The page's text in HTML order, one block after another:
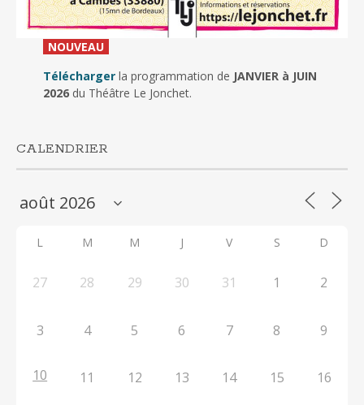
NOUVEAU_
Télécharger la programmation de JANVIER à JUIN
2026du Théâtre Le Jonchet.
CALENDRIER
L M M J V S D
27 28 29 30 31 1 2
3 4 5 6 7 8 9
10 11 12 13 14 15 16